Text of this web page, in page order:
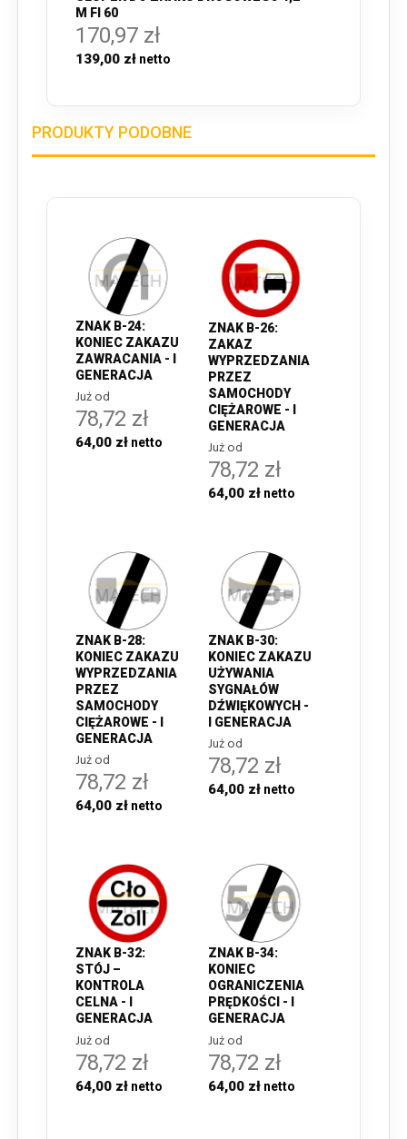
M FI 60
170,97 zł
139,00 zł
PRODUKTY PODOBNE
ZNAK B-24:
KONIEC ZAKAZU
ZAWRACANIA - I
GENERACJA
Już od
78,72 zł
64,00 zł
ZNAK B-26:
ZAKAZ
WYPRZEDZANIA
PRZEZ
SAMOCHODY
CIĘŻAROWE - I
GENERACJA
Już od
78,72 zł
64,00 zł
ZNAK B-28:
KONIEC ZAKAZU
WYPRZEDZANIA
PRZEZ
SAMOCHODY
CIĘŻAROWE - I
GENERACJA
Już od
78,72 zł
64,00 zł
ZNAK B-30:
KONIEC ZAKAZU
UŻYWANIA
SYGNAŁÓW
DŹWIĘKOWYCH -
I GENERACJA
Już od
78,72 zł
64,00 zł
ZNAK B-32:
STÓJ –
KONTROLA
CELNA - I
GENERACJA
Już od
78,72 zł
64,00 zł
ZNAK B-34:
KONIEC
OGRANICZENIA
PRĘDKOŚCI - I
GENERACJA
Już od
78,72 zł
64,00 zł